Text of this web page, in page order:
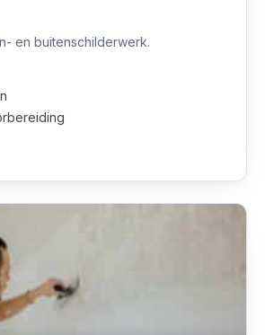
en buitenschilderwerk.